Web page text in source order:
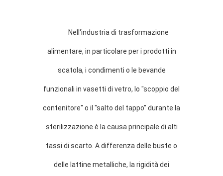
POLITICA
PRIVACY
Nell'industria di trasformazione
alimentare, in particolare per i prodotti in
scatola, i condimenti o le bevande
funzionali in vasetti di vetro, lo "scoppio del
contenitore" o il "salto del tappo" durante la
sterilizzazione è la causa principale di alti
tassi di scarto. A differenza delle buste o
delle lattine metalliche, la rigidità dei